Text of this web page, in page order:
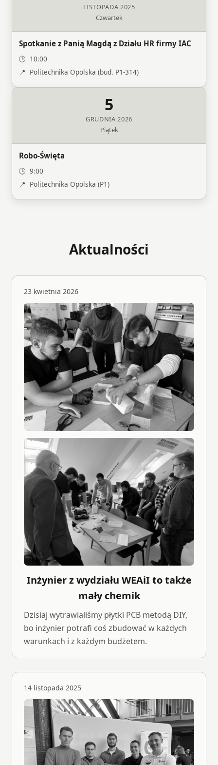
LISTOPADA 2025
Czwartek
Spotkanie z Panią Magdą z Działu HR firmy IAC
10:00
Politechnika Opolska (bud. P1‑314)
5
GRUDNIA 2026
Piątek
Robo-Święta
9:00
Politechnika Opolska (P1)
Aktualności
23 kwietnia 2026
Inżynier z wydziału WEAiI to także
mały chemik
Dzisiaj wytrawialiśmy płytki PCB metodą DIY,
bo inżynier potrafi coś zbudować w każdych
warunkach i z każdym budżetem.
14 listopada 2025